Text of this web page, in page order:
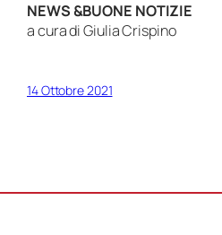
NEWS &BUONE NOTIZIE
a cura di Giulia Crispino
14 Ottobre 2021